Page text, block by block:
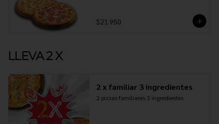
$21.950
LLEVA 2 X
2 x familiar 3 ingredientes
2 pizzas familiares 3 ingredientes